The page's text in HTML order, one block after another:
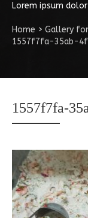
Lorem ipsum
Home > Gallery
1557f7fa-35ab-
1557f7fa-